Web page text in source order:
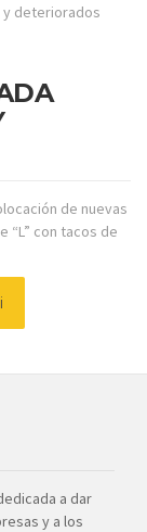
deteriorados
de nuevas
“L” con tacos de
a dar
y a los